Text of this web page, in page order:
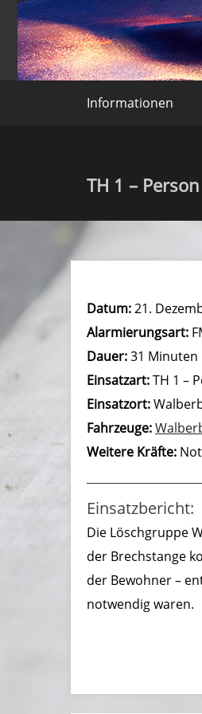
Informationen
TH 1 –
Datum:21.
Alarmierungsart:
Dauer:31 Minuten
Einsatzart:TH 1 –
Einsatzort:
Fahrzeuge:
Weitere Kräfte:
Einsatzbericht:
Die Löschgruppe
der Brechstange
der Bewohner –
notwendig waren.